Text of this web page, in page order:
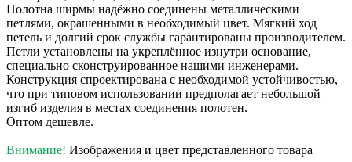
Полотна ширмы надёжно соединены металлическими
петлями, окрашенными в необходимый цвет. Мягкий ход
петель и долгий срок службы гарантированы производителем.
Петли установлены на укреплённое изнутри основание,
специально сконструированное нашими инженерами.
Конструкция спроектирована с необходимой устойчивостью,
что при типовом использовании предполагает небольшой
изгиб изделия в местах соединения полотен.
Оптом дешевле.
Внимание! Изображения и цвет представленного товара